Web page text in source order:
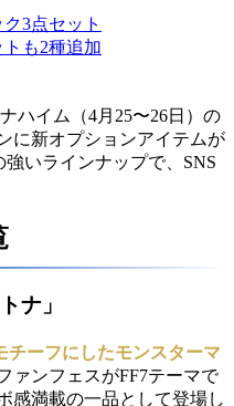
3点セット
も2種追加
ハイム（4月25〜26日）の
に新オプションアイテムが
いラインナップで、SNS
ナ」
チーフにしたモンスターマ
ァンフェスがFF7テーマで
感満載の一品として登場し